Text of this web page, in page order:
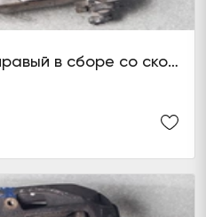
Суппорт тормозной правый в сборе со скобой